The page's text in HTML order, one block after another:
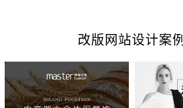
改版网站设计案例